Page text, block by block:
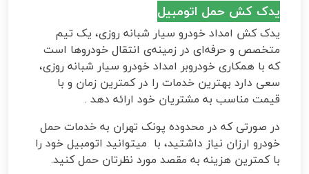
یدک کش حمل اتومبیل
یدک کش امداد خودرو سیار شبانه روزی، یک تیم
متخصص و حرفه‌ای در زمینه‌ی انتقال خودروها است
که با همکاری خودروبر امداد خودرو سیار شبانه روزی،
سعی دارد بهترین خدمات را در کمترین زمان و با
قیمت مناسب به مشتریان خود ارائه دهد .
در صورتی که در محدوده پونک تهران به خدمات حمل
خودرو ارزان نیاز داشتید، با میتوانید اتومبیل خود را
با کمترین هزینه به مقصد مورد نظرتان حمل کنید.